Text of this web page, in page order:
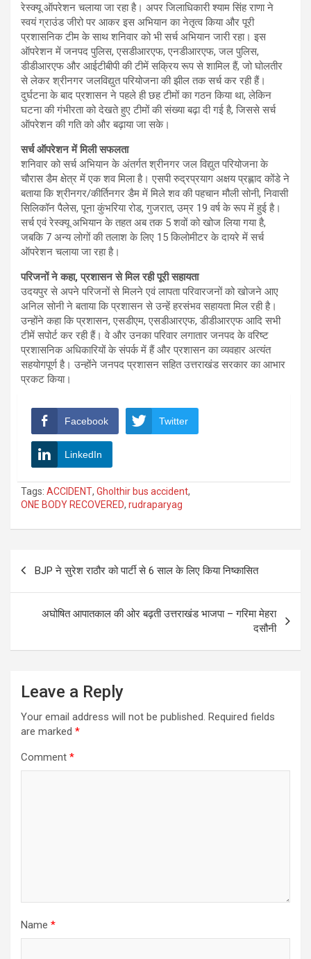
रेस्क्यू ऑपरेशन चलाया जा रहा है। अपर जिलाधिकारी श्याम सिंह राणा ने
स्वयं ग्राउंड जीरो पर आकर इस अभियान का नेतृत्व किया और पूरी
प्रशासनिक टीम के साथ शनिवार को भी सर्च अभियान जारी रहा। इस
ऑपरेशन में जनपद पुलिस, एसडीआरएफ, एनडीआरएफ, जल पुलिस,
डीडीआरएफ और आईटीबीपी की टीमें सक्रिय रूप से शामिल हैं, जो घोलतीर
से लेकर श्रीनगर जलविद्युत परियोजना की झील तक सर्च कर रही हैं।
दुर्घटना के बाद प्रशासन ने पहले ही छह टीमों का गठन किया था, लेकिन
घटना की गंभीरता को देखते हुए टीमों की संख्या बढ़ा दी गई है, जिससे सर्च
ऑपरेशन की गति को और बढ़ाया जा सके।
सर्च ऑपरेशन में मिली सफलता
शनिवार को सर्च अभियान के अंतर्गत श्रीनगर जल विद्युत परियोजना के
चौरास डैम क्षेत्र में एक शव मिला है। एसपी रुद्रप्रयाग अक्षय प्रह्लाद कोंडे ने
बताया कि श्रीनगर/कीर्तिनगर डैम में मिले शव की पहचान मौली सोनी, निवासी
सिलिकॉन पैलेस, पूना कुंभरिया रोड, गुजरात, उम्र 19 वर्ष के रूप में हुई है।
सर्च एवं रेस्क्यू अभियान के तहत अब तक 5 शवों को खोज लिया गया है,
जबकि 7 अन्य लोगों की तलाश के लिए 15 किलोमीटर के दायरे में सर्च
ऑपरेशन चलाया जा रहा है।
परिजनों ने कहा, प्रशासन से मिल रही पूरी सहायता
उदयपुर से अपने परिजनों से मिलने एवं लापता परिवारजनों को खोजने आए
अनिल सोनी ने बताया कि प्रशासन से उन्हें हरसंभव सहायता मिल रही है।
उन्होंने कहा कि प्रशासन, एसडीएम, एसडीआरएफ, डीडीआरएफ आदि सभी
टीमें सपोर्ट कर रही हैं। वे और उनका परिवार लगातार जनपद के वरिष्ट
प्रशासनिक अधिकारियों के संपर्क में हैं और प्रशासन का व्यवहार अत्यंत
सहयोगपूर्ण है। उन्होंने जनपद प्रशासन सहित उत्तराखंड सरकार का आभार
प्रकट किया।
Facebook Twitter
LinkedIn
Tags: ACCIDENT, Gholthir bus accident,
ONE BODY RECOVERED, rudraparyag
navigation
BJP ने सुरेश राठौर को पार्टी से 6 साल के लिए किया निष्कासित
अघोषित आपातकाल की ओर बढ़ती उत्तराखंड भाजपा – गरिमा मेहरा
दसौनी
Leave a Reply
Your email address will not be published. Required fields
are marked *
Comment *
Name *